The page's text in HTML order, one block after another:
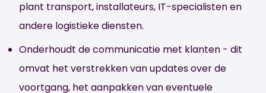
plant transport, installateurs, IT-specialisten en
andere logistieke diensten.
Onderhoudt de communicatie met klanten - dit
omvat het verstrekken van updates over de
voortgang, het aanpakken van eventuele